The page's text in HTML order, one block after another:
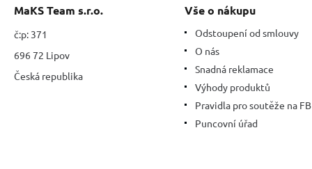
MaKS Team s.r.o.
č:p: 371
696 72 Lipov
Česká republika
Vše o nákupu
Odstoupení od smlouvy
O nás
Snadná reklamace
Výhody produktů
Pravidla pro soutěže na FB
Puncovní úřad